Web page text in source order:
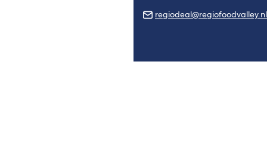
regiodeal@regiofoodvalley.nl